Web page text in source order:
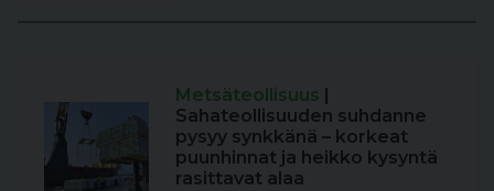
Metsäteollisuus |
Sahateollisuuden suhdanne
pysyy synkkänä – korkeat
puunhinnat ja heikko kysyntä
rasittavat alaa